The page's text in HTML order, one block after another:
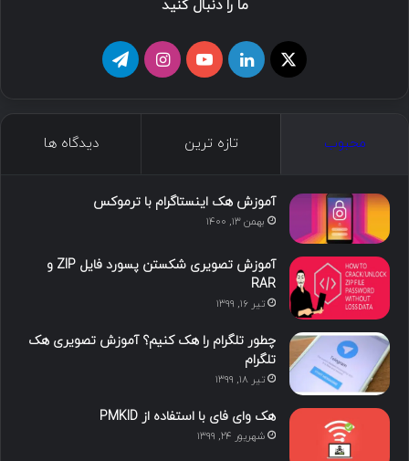
ما را دنبال کنید
د
ی
ن
و
ت
گ
ا
ا
محبوب تازه ترین دیدگاه ها
آموزش هک اینستاگرام با ترموکس
بهمن ۱۳, ۱۴۰۰
آموزش تصویری شکستن پسورد فایل ZIP و
RAR
تیر ۱۶, ۱۳۹۹
چطور تلگرام را هک کنیم؟ آموزش تصویری هک
تلگرام
تیر ۱۸, ۱۳۹۹
هک وای فای با استفاده از PMKID
شهریور ۲۴, ۱۳۹۹